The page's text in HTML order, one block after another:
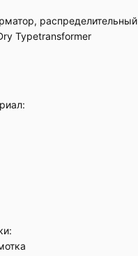
распределительный
Typetransformer